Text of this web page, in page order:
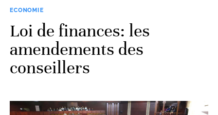
ECONOMIE
Loi de finances: les
amendements des
conseillers